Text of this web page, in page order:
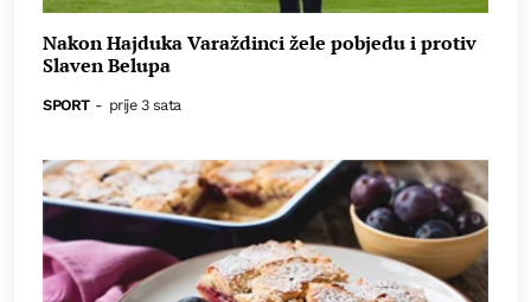
Nakon Hajduka Varaždinci žele pobjedu i protiv
Slaven Belupa
SPORT - prije 3 sata